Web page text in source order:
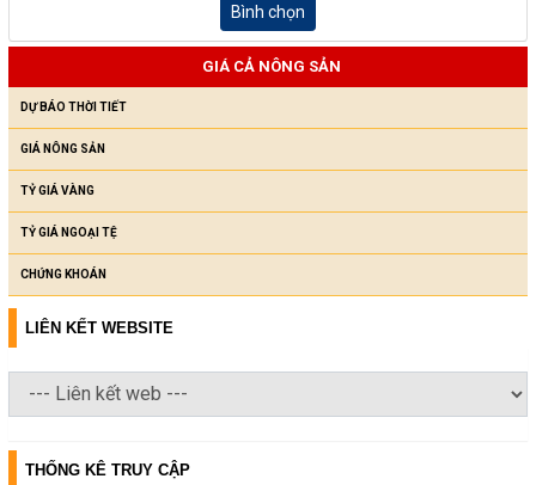
Bình chọn
GIÁ CẢ NÔNG SẢN
DỰ BÁO THỜI TIẾT
GIÁ NÔNG SẢN
TỶ GIÁ VÀNG
TỶ GIÁ NGOẠI TỆ
CHỨNG KHOÁN
LIÊN KẾT WEBSITE
THỐNG KÊ TRUY CẬP